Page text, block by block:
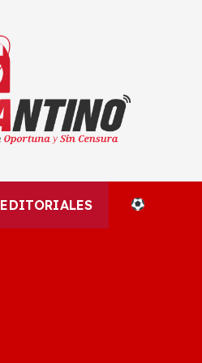
EDITORIALES